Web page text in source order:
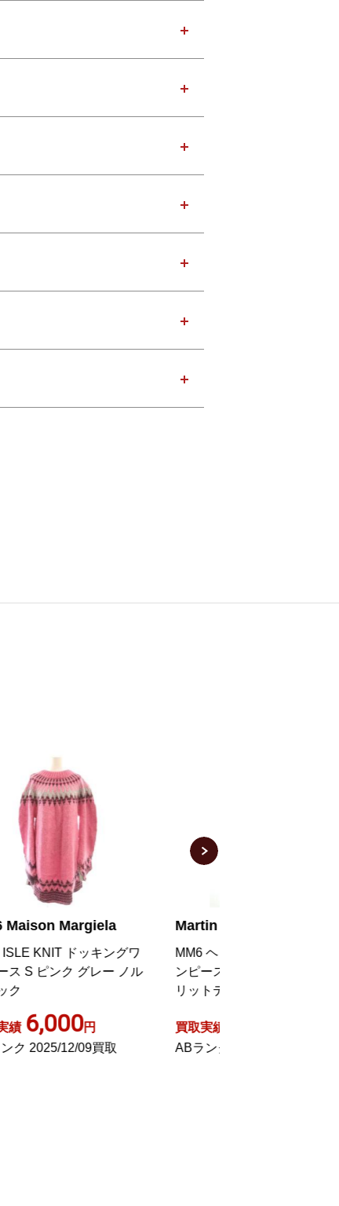
Martin Margiela 6
MM6 ヘンリーネック デニムワ
ンピース ノースリーブ 台形 ス
リットデザイン 膝丈 36 青
買取実績 2,000
ABランク 2020/11/15買取